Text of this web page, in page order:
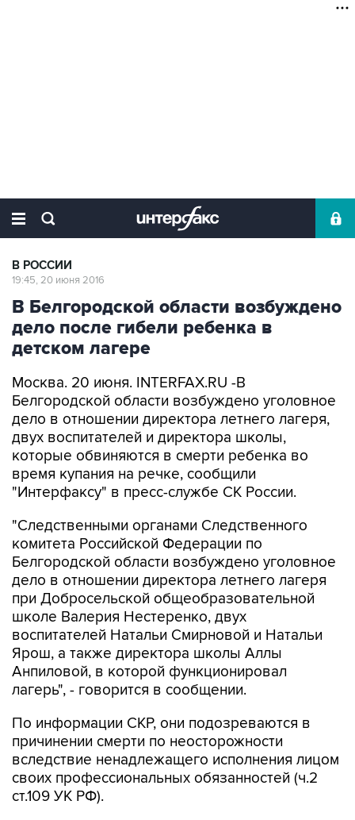
В РОССИИ
19:45, 20 июня 2016
В Белгородской области возбуждено
дело после гибели ребенка в
детском лагере
Москва. 20 июня. INTERFAX.RU -В
Белгородской области возбуждено уголовное
дело в отношении директора летнего лагеря,
двух воспитателей и директора школы,
которые обвиняются в смерти ребенка во
время купания на речке, сообщили
"Интерфаксу" в пресс-службе СК России.
"Следственными органами Следственного
комитета Российской Федерации по
Белгородской области возбуждено уголовное
дело в отношении директора летнего лагеря
при Добросельской общеобразовательной
школе Валерия Нестеренко, двух
воспитателей Натальи Смирновой и Натальи
Ярош, а также директора школы Аллы
Анпиловой, в которой функционировал
лагерь", - говорится в сообщении.
По информации СКР, они подозреваются в
причинении смерти по неосторожности
вследствие ненадлежащего исполнения лицом
своих профессиональных обязанностей (ч.2
ст.109 УК РФ).